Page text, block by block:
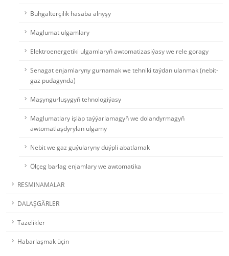
Buhgalterçilik hasaba alnyşy
Maglumat ulgamlary
Elektroenergetiki ulgamlaryň awtomatizasiýasy we rele goragy
Senagat enjamlaryny gurnamak we tehniki taýdan ulanmak (nebit-
gaz pudagynda)
Maşyngurluşygyň tehnologiýasy
Maglumatlary işläp taýýarlamagyň we dolandyrmagyň
awtomatlaşdyrylan ulgamy
Nebit we gaz guýularyny düýpli abatlamak
Ölçeg barlag enjamlary we awtomatika
RESMINAMALAR
DALAŞGÄRLER
Täzelikler
Habarlaşmak üçin